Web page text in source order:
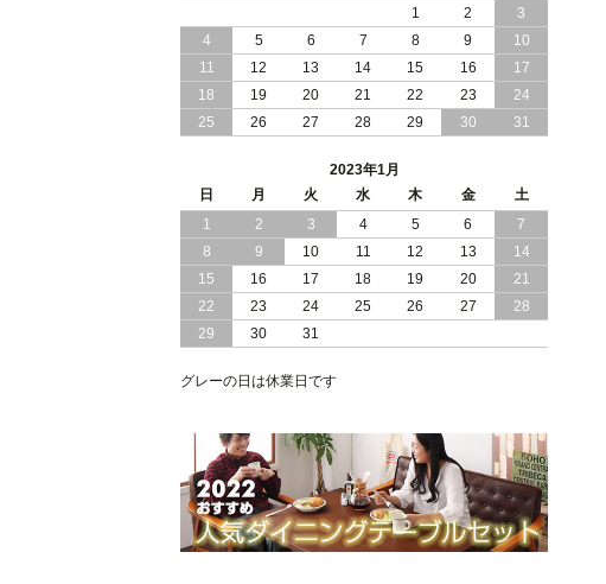
おすすめ 日本製 ハイクオリティ ワイド
サイズのファミリーベッド
2022/06/20
おすすめ 家族みんなで寝られる すのこ
仕様 頑丈設計の連結式 大型 ファミリー
ベッド
クイーン ダブルサイズ ホワイトカラー
が美しい モダンデザイン すのこベッド
2022/06/03
木製 天然木パイン 桐材を使用！床面の
高さ調節 ができる すのこベッド 【FT
I】（フレームのみ）
1
2
3
4
5 6 7 8 9
10
11
12 13 14 15 16
17
18
19 20 21 22 23
24
25
26 27 28 29 30 31
2023年1月
日
月 火 水 木 金
土
1
2 3 4 5 6
7
8
9 10 11 12 13
14
15
16 17 18 19 20
21
22
23 24 25 26 27
28
29
30 31
グレーの日は休業日です